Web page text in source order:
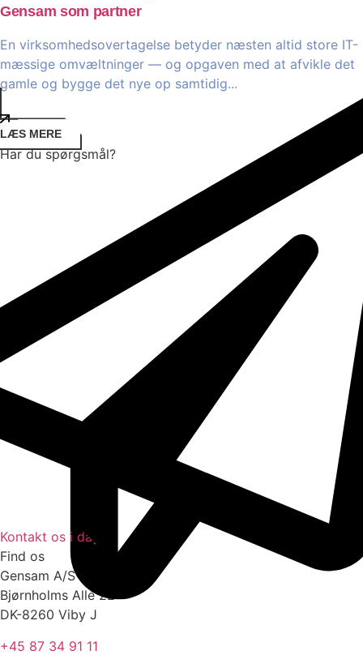
Gensam som partner
En virksomhedsovertagelse betyder næsten altid store IT-
mæssige omvæltninger — og opgaven med at afvikle det
gamle og bygge det nye op samtidig...
LÆS MERE
Har du spørgsmål?
Kontakt os i dag
Find os
Gensam A/S
Bjørnholms Allé 22
DK-8260 Viby J
+45 87 34 91 11